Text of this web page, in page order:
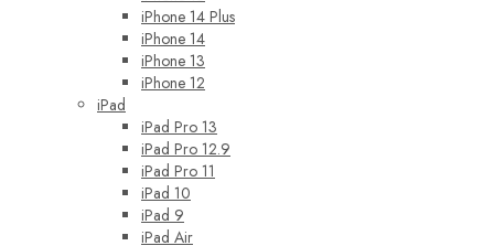
iPhone 14 Plus
iPhone 14
iPhone 13
iPhone 12
iPad
iPad Pro 13
iPad Pro 12.9
iPad Pro 11
iPad 10
iPad 9
iPad Air